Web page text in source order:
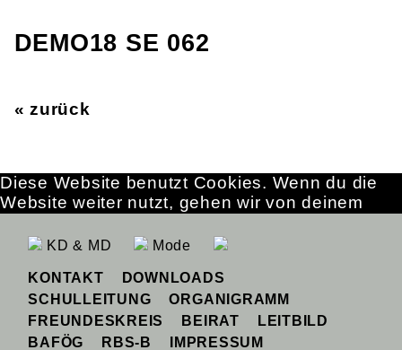
DEMO18 SE 062
« zurück
KD & MD Mode
KONTAKT
DOWNLOADS
SCHULLEITUNG
ORGANIGRAMM
FREUNDESKREIS
BEIRAT
LEITBILD
BAFÖG
RBS-B IMPRESSUM
Diese Website benutzt Cookies. Wenn du die
Website weiter nutzt, gehen wir von deinem